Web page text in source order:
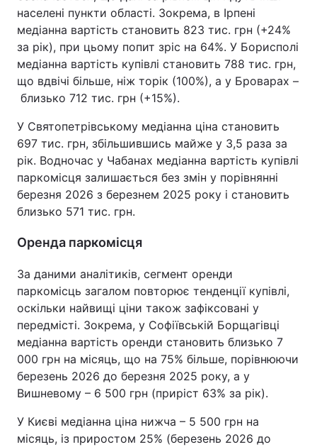
населені пункти області. Зокрема, в Ірпені
медіанна вартість становить 823 тис. грн (+24%
за рік), при цьому попит зріс на 64%. У Борисполі
медіанна вартість купівлі становить 788 тис. грн,
що вдвічі більше, ніж торік (100%), а у Броварах –
близько 712 тис. грн (+15%).
У Святопетрівському медіанна ціна становить
697 тис. грн, збільшившись майже у 3,5 раза за
рік. Водночас у Чабанах медіанна вартість купівлі
паркомісця залишається без змін у порівнянні
березня 2026 з березнем 2025 року і становить
близько 571 тис. грн.
Оренда паркомісця
За даними аналітиків, сегмент оренди
паркомісць загалом повторює тенденції купівлі,
оскільки найвищі ціни також зафіксовані у
передмісті. Зокрема, у Софіївській Борщагівці
медіанна вартість оренди становить близько 7
000 грн на місяць, що на 75% більше, порівнюючи
березень 2026 до березня 2025 року, а у
Вишневому – 6 500 грн (приріст 63% за рік).
У Києві медіанна ціна нижча – 5 500 грн на
місяць, із приростом 25% (березень 2026 до